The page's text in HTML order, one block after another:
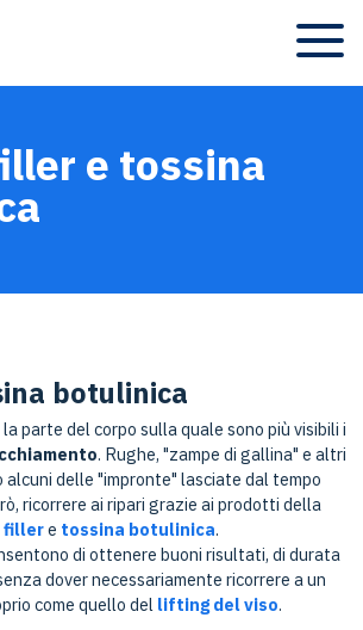
e tossina
botulinica
parte del corpo sulla quale sono più visibili i
. Rughe, "zampe di gallina" e altri
alcuni delle "impronte" lasciate dal tempo
ricorrere ai ripari grazie ai prodotti della
fillere tossina botulinica.
di ottenere buoni risultati, di durata
dover necessariamente ricorrere a un
come quello del lifting del viso.